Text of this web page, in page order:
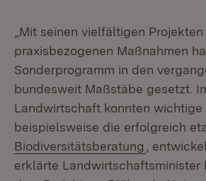
„Mit seinen vielfältigen Projekten
praxisbezogenen Maßnahmen
Sonderprogramm in den
bundesweit Maßstäbe gesetzt.
Landwirtschaft konnten wichtige
beispielsweise die erfolgreich
Biodiversitätsberatung (Öffnet in
,
erklärte Landwirtschaftsminister